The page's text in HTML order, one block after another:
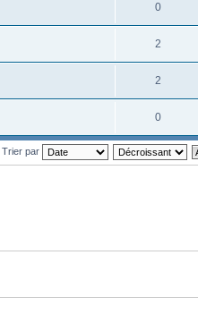
0
2
2
0
Trier par